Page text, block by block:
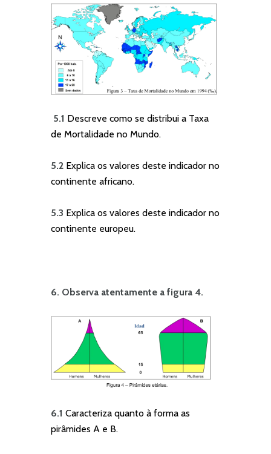
5.1 Descreve como se distribui a Taxa
de Mortalidade no Mundo.
5.2 Explica os valores deste indicador no
continente africano.
5.3 Explica os valores deste indicador no
continente europeu.
6. Observa atentamente a figura 4.
6.1 Caracteriza quanto à forma as
pirâmides A e B.